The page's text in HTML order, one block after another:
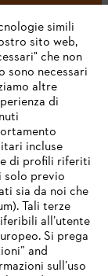
simili
sito web,
che non
sono necessari
altre
di
incluse
di profili riferiti
solo previo
sia da noi che
Tali terze
all’utente
Si prega
and
sull’uso